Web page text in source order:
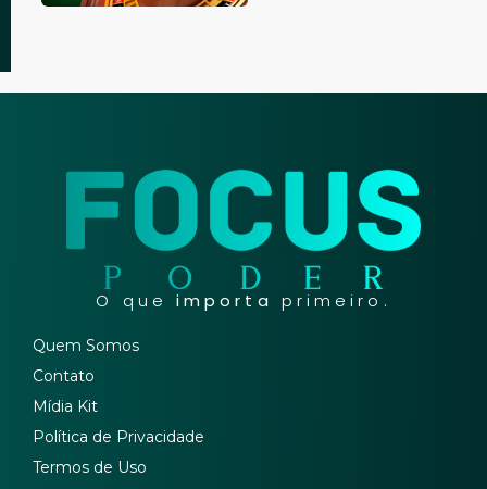
O que importa primeiro.
Quem Somos
Contato
Mídia Kit
Política de Privacidade
Termos de Uso